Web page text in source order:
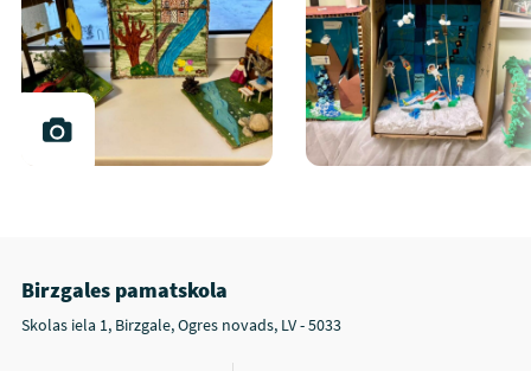
Birzgales pamatskola
Skolas iela 1, Birzgale, Ogres novads, LV - 5033